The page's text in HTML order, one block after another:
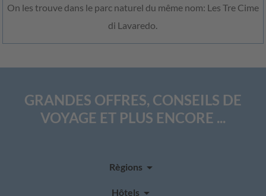
On les trouve dans le parc naturel du même nom: Les Tre Cime
di Lavaredo.
GRANDES OFFRES, CONSEILS DE
VOYAGE ET PLUS ENCORE ...
Règionsarrow_drop_down
Hôtels arrow_drop_down